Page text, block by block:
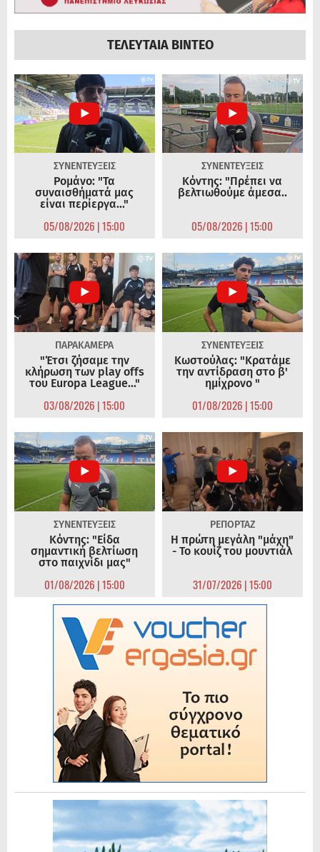
ΤΕΛΕΥΤΑΙΑ ΒΙΝΤΕΟ
ΣΥΝΕΝΤΕΥΞΕΙΣ
Ρομάνο: "Τα
συναισθήματά μας
είναι περίεργα..."
05/08/2026 | 15:00
ΣΥΝΕΝΤΕΥΞΕΙΣ
Κόντης: "Πρέπει να
βελτιωθούμε άμεσα..
05/08/2026 | 15:00
ΠΑΡΑΚΑΜΕΡΑ
"Έτσι ζήσαμε την
κλήρωση των play offs
του Europa League..."
03/08/2026 | 15:00
ΣΥΝΕΝΤΕΥΞΕΙΣ
Κωστούλας: "Κρατάμε
την αντίδραση στο β'
ημίχρονο "
01/08/2026 | 15:00
ΣΥΝΕΝΤΕΥΞΕΙΣ
Κόντης: "Είδα
σημαντική βελτίωση
στο παιχνίδι μας"
01/08/2026 | 15:00
ΡΕΠΟΡΤΑΖ
Η πρώτη μεγάλη "μάχη"
- Το κουίζ του μουντιάλ
31/07/2026 | 15:00